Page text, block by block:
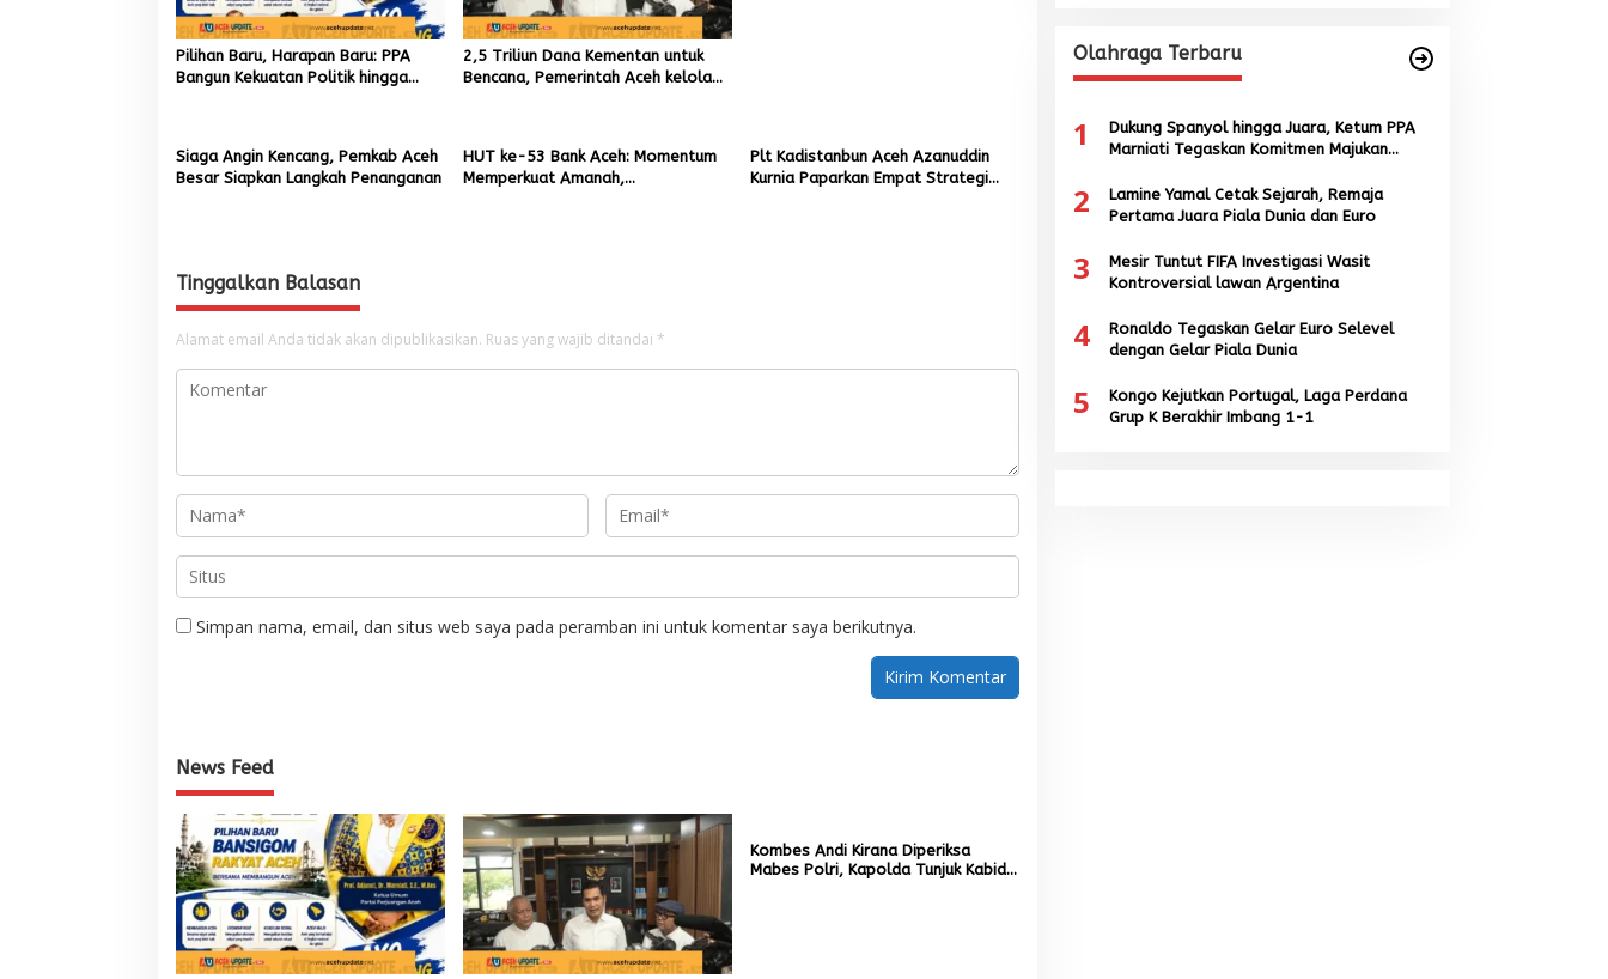
p
o
Pilihan Baru, Harapan Baru: PPA
Bangun Kekuatan Politik hingga
2,5 Triliun Dana Kementan untuk
Bencana, Pemerintah Aceh kelola
Siaga Angin Kencang, Pemkab Aceh
Besar Siapkan Langkah Penanganan
HUT ke-53 Bank Aceh: Momentum
Memperkuat Amanah,
Plt Kadistanbun Aceh Azanuddin
Kurnia Paparkan Empat Strategi
Tinggalkan Balasan
Alamat email Anda tidak akan dipublikasikan. Ruas yang wajib ditandai *
Simpan nama, email, dan situs web saya pada peramban ini untuk komentar saya berikutnya.
News Feed
Kombes Andi Kirana Diperiksa
Mabes Polri, Kapolda Tunjuk Kabid
Olahraga Terbaru
1
Dukung Spanyol hingga Juara, Ketum PPA
Marniati Tegaskan Komitmen Majukan
2
Lamine Yamal Cetak Sejarah, Remaja
Pertama Juara Piala Dunia dan Euro
3
Mesir Tuntut FIFA Investigasi Wasit
Kontroversial lawan Argentina
4
Ronaldo Tegaskan Gelar Euro Selevel
dengan Gelar Piala Dunia
5
Kongo Kejutkan Portugal, Laga Perdana
Grup K Berakhir Imbang 1-1